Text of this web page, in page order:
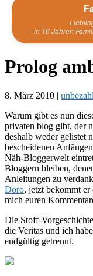
– in 16 Jahren
Prolog
8. März 2010 |
Warum gibt es nun
privaten blog gibt, der
deshalb weder gelistet
bescheidenen
Näh-Bloggerwelt
Bloggern bleiben,
Anleitungen zu
Doro, jetzt bekommt
mich euren
Die Stoff-
die Veritas und ich
endgültig getrennt.